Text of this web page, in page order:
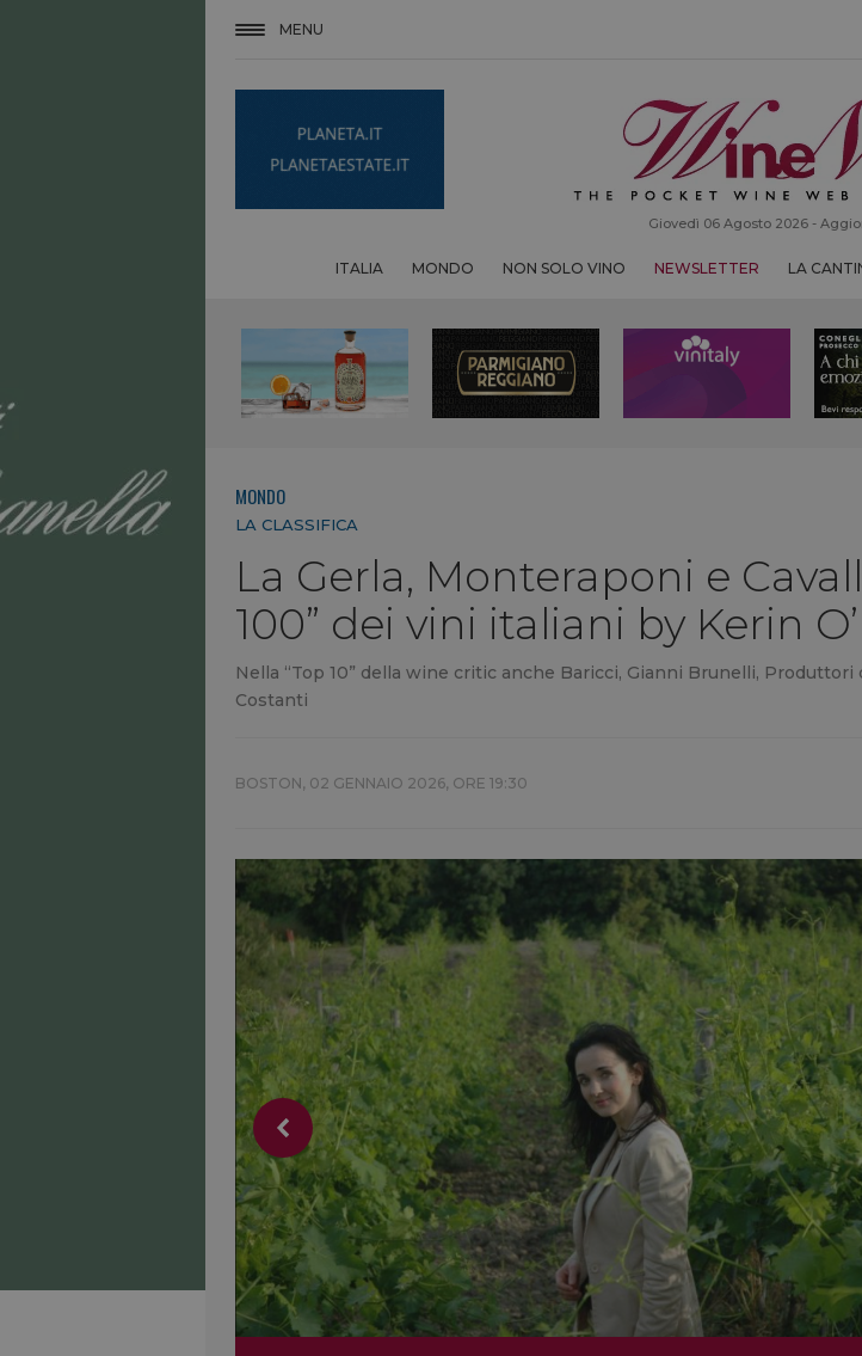
MENU
Giovedì 06 Agosto 2026 -
ITALIA MONDO NON SOLO VINO NEWSLETTER LA
MONDO
LA CLASSIFICA
La Gerla, Monteraponi e
100” dei vini italiani by Kerin
Nella “Top 10” della wine critic anche Baricci, Gianni Brunelli,
Costanti
BOSTON, 02 GENNAIO 2026, ORE 19:30
Il Brunello di Montalcino La Pieve 2021 de La
Il Brunello di Montalcino La Pieve 2021 de La